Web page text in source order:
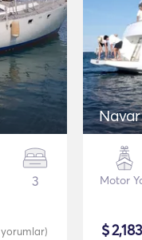
3
yorumlar)
Motor
$2,183